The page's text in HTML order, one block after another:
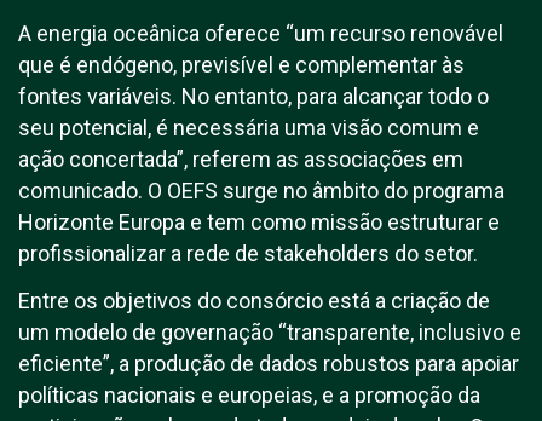
A energia oceânica oferece “um recurso renovável
que é endógeno, previsível e complementar às
fontes variáveis. No entanto, para alcançar todo o
seu potencial, é necessária uma visão comum e
ação concertada”, referem as associações em
comunicado. O OEFS surge no âmbito do programa
Horizonte Europa e tem como missão estruturar e
profissionalizar a rede de stakeholders do setor.
Entre os objetivos do consórcio está a criação de
um modelo de governação “transparente, inclusivo e
eficiente”, a produção de dados robustos para apoiar
políticas nacionais e europeias, e a promoção da